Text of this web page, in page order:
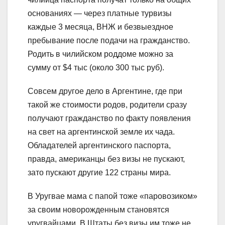
основаниях — через платные турвизы
каждые 3 месяца, ВНЖ и безвыездное
пребывание после подачи на гражданство.
Родить в чилийском роддоме можно за
сумму от $4 тыс (около 300 тыс руб).
Совсем другое дело в Аргентине, где при
такой же стоимости родов, родители сразу
получают гражданство по факту появления
на свет на аргентинской земле их чада.
Обладателей аргентинского паспорта,
правда, американцы без визы не пускают,
зато пускают другие 122 страны мира.
В Уругвае мама с папой тоже «паровозиком»
за своим новорожденным становятся
уругвайцами. В Штаты без визы им тоже не